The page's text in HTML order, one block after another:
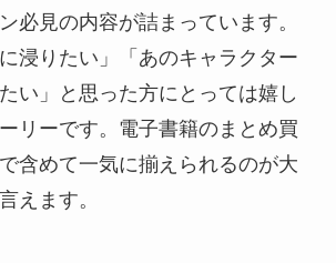
必見の内容が詰まっています。
浸りたい」「あのキャラクター
い」と思った方にとっては嬉し
リーです。電子書籍のまとめ買
含めて一気に揃えられるのが大
えます。